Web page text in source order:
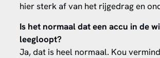
hier sterk af van het rijgedrag en
Is het normaal dat een accu in de
leegloopt?
Ja, dat is heel normaal. Kou